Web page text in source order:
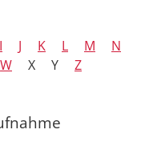
I J K L M
N
W X Y Z